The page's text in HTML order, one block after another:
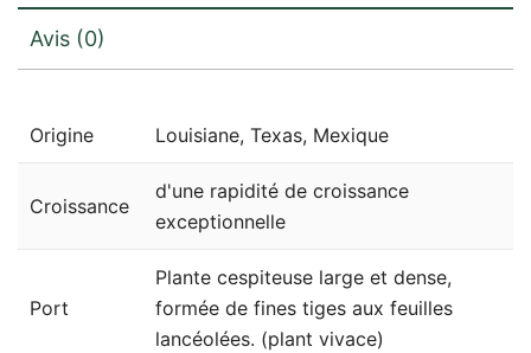
Avis (0)
Origine Louisiane, Texas, Mexique
Croissance
d'une rapidité de croissance
exceptionnelle
Port
Plante cespiteuse large et dense,
formée de fines tiges aux feuilles
lancéolées. (plant vivace)